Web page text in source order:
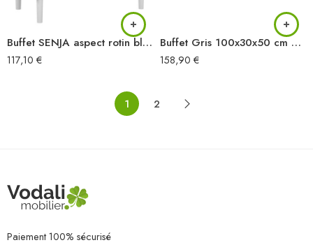
Buffet SENJA aspect rotin blanc 80x40x80 cm bois massif de pin
117,10 €
Buffet Gris 100x30x50 cm Bois massif
158,90 €
1 2
Paiement 100% sécurisé